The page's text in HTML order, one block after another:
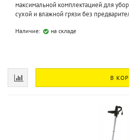
максимальной комплектацией для
сухой и влажной грязи без
Наличие: на складе
В